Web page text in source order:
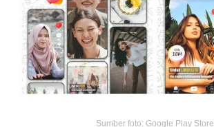
Sumber foto: Google Play Store